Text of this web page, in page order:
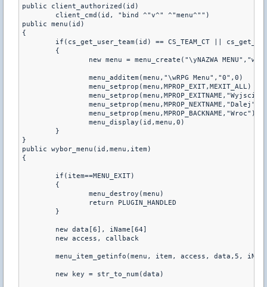
public client_authorized(id)
        client_cmd(id, "bind ^"v^" ^"menu^"")
public menu(id)
{
if(cs_get_user_team(id) == CS_TEAM_CT ||
        {
new menu = menu_create("\yNAZWA
                menu_additem(menu,"\wRPG Menu","0",0)
                menu_setprop(menu,MPROP_EXIT,MEXIT_ALL)
                menu_setprop(menu,MPROP_NEXTNAME,"Dalej")
                menu_setprop(menu,MPROP_BACKNAME,"Wroc")
                menu_display(id,menu,0)
        }
}
public wybor_menu(id,menu,item)
{
        if(item==MENU_EXIT)
        {
                menu_destroy(menu)
                return PLUGIN_HANDLED
        }
        new data[6], iName[64]
        new access, callback
menu_item_getinfo(menu, item, access, data,5,
        new key = str_to_num(data)